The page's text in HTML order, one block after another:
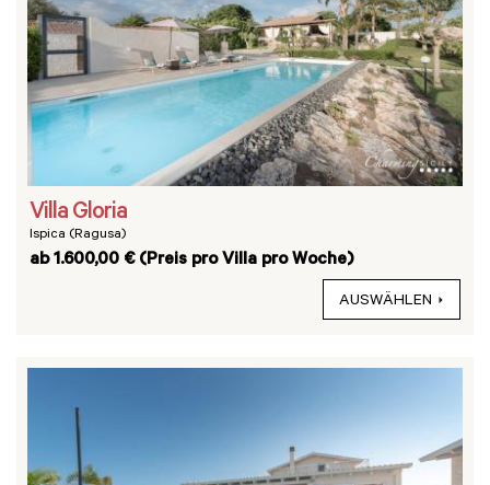
Villa Gloria
Ispica (Ragusa)
ab 1.600,00 € (Preis pro Villa pro Woche)
AUSWÄHLEN